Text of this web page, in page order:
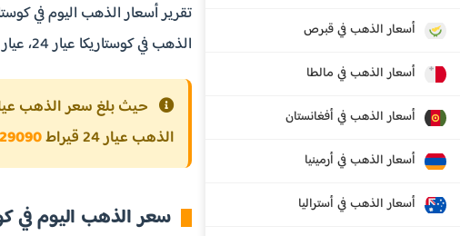
أسعار الذهب في قبرص
أسعار الذهب في مالطا
أسعار الذهب في أفغانستان
أسعار الذهب في أرمينيا
أسعار الذهب في أستراليا
تقرير أسعار الذهب اليوم في
الذهب في كوستاريكا عيار 24، عيار 22، عيار 21، عيار 18 قيراط بالإضافة إلى سعر اونصة الذهب، سعر كيلو الذهب، سعر طن الذهب.
حيث بلغ سعر الذهب عيار 24
الذهب عيار 24 قيراط
61929090
سعر الذهب اليوم في